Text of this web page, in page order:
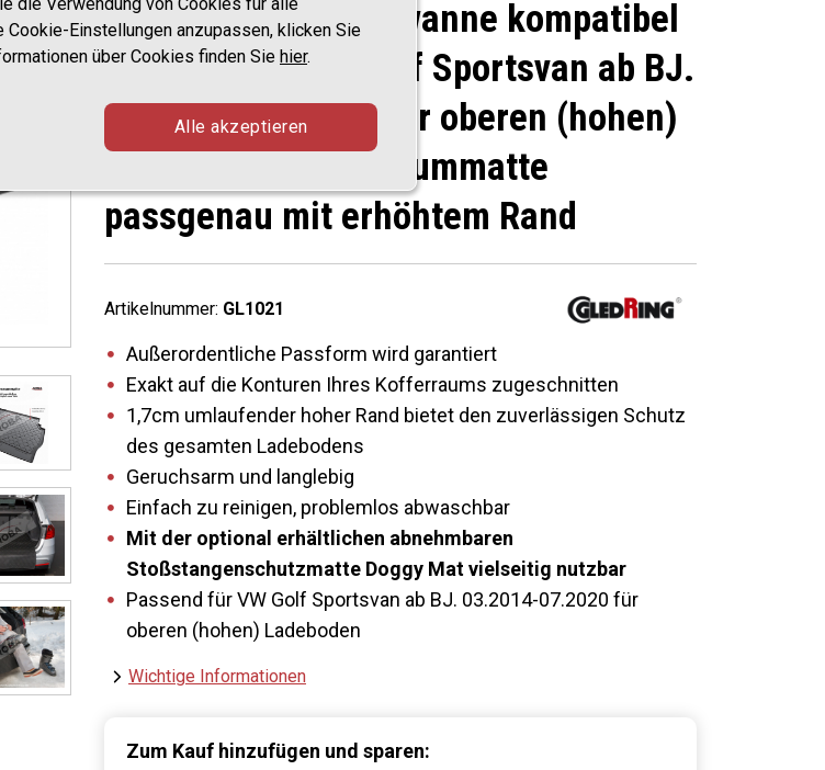
Design Kofferraumwanne kompatibel
mit Volkswagen Golf Sportsvan ab BJ.
03.2014-07.2020 für oberen (hohen)
Ladeboden Kofferraummatte
passgenau mit erhöhtem Rand
Artikelnummer: GL1021
Außerordentliche Passform wird garantiert
Exakt auf die Konturen Ihres Kofferraums zugeschnitten
1,7cm umlaufender hoher Rand bietet den zuverlässigen Schutz
des gesamten Ladebodens
Geruchsarm und langlebig
Einfach zu reinigen, problemlos abwaschbar
Mit der optional erhältlichen abnehmbaren
Stoßstangenschutzmatte Doggy Mat vielseitig nutzbar
Passend für VW Golf Sportsvan ab BJ. 03.2014-07.2020 für
oberen (hohen) Ladeboden
Wichtige Informationen
Zum Kauf hinzufügen und sparen:
Cookie-Einstellungen anzupassen, klicken Sie
über Cookies finden Sie hier.
Alle akzeptieren